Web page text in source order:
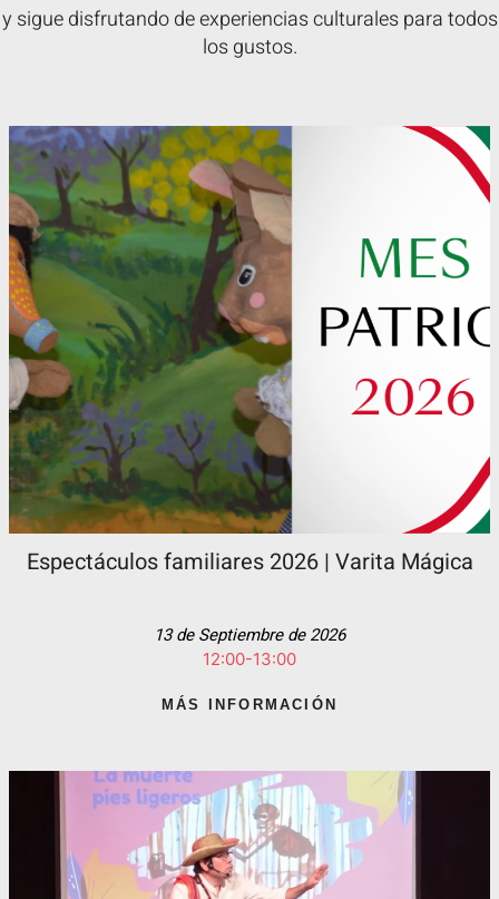
y sigue disfrutando de experiencias culturales para todos
los gustos.
Espectáculos familiares 2026 | Varita Mágica
13 de Septiembre de 2026
12:00-13:00
MÁS INFORMACIÓN